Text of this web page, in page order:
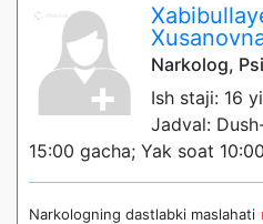
Narkolog,
Ish staji: 16
Jadval:
15:00 gacha; Yak soat
Narkologning dastlabki maslahati